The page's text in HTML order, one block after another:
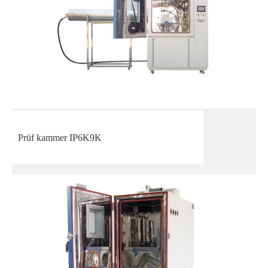
Prüf kammer IP6K9K